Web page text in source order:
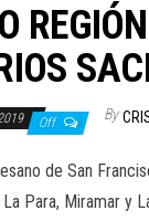
Off By
de San
Para, Miramar y